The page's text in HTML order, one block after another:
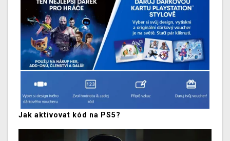
Jak aktivovat kód na PS5?